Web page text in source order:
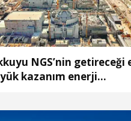
NGS’nin getireceği
kazanım enerji